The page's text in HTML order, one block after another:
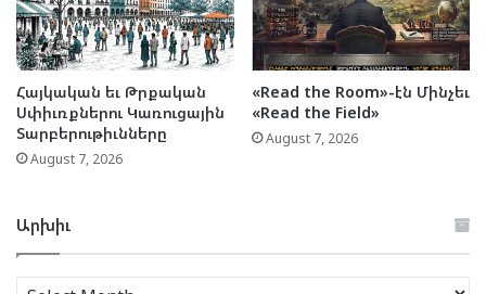
Հայկական եւ Թրքական
Սփիւռքներու Կառուցային
Տարբերութիւնները
August 7, 2026
«Read the Room»-էն Մինչեւ
«Read the Field»
August 7, 2026
Արխիւ
Արխիւ